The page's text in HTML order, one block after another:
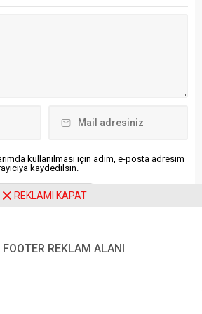
Müdürlüğü tarafından yıkım
kullanılması için adım, e-posta adresim
kaydedilsin.
REKLAMI KAPAT
REKLAM ALANI